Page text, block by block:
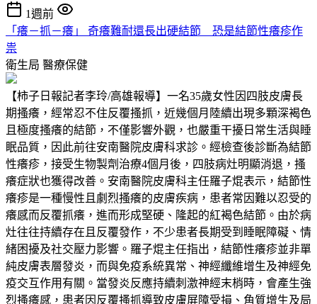
1週前
「癢－抓－癢」 奇癢難耐還長出硬結節 恐是結節性癢疹作
祟
衛生局 醫療保健
【柿子日報記者李玲/高雄報導】一名35歲女性因四肢皮膚長
期搔癢，經常忍不住反覆搔抓，近幾個月陸續出現多顆深褐色
且極度搔癢的結節，不僅影響外觀，也嚴重干擾日常生活與睡
眠品質，因此前往安南醫院皮膚科求診。經檢查後診斷為結節
性癢疹，接受生物製劑治療4個月後，四肢病灶明顯消退，搔
癢症狀也獲得改善。安南醫院皮膚科主任羅子焜表示，結節性
癢疹是一種慢性且劇烈搔癢的皮膚疾病，患者常因難以忍受的
癢感而反覆抓癢，進而形成堅硬、隆起的紅褐色結節。由於病
灶往往持續存在且反覆發作，不少患者長期受到睡眠障礙、情
緒困擾及社交壓力影響。羅子焜主任指出，結節性癢疹並非單
純皮膚表層發炎，而與免疫系統異常、神經纖維增生及神經免
疫交互作用有關。當發炎反應持續刺激神經末梢時，會產生強
烈搔癢感，患者因反覆搔抓導致皮膚屏障受損、角質增生及局